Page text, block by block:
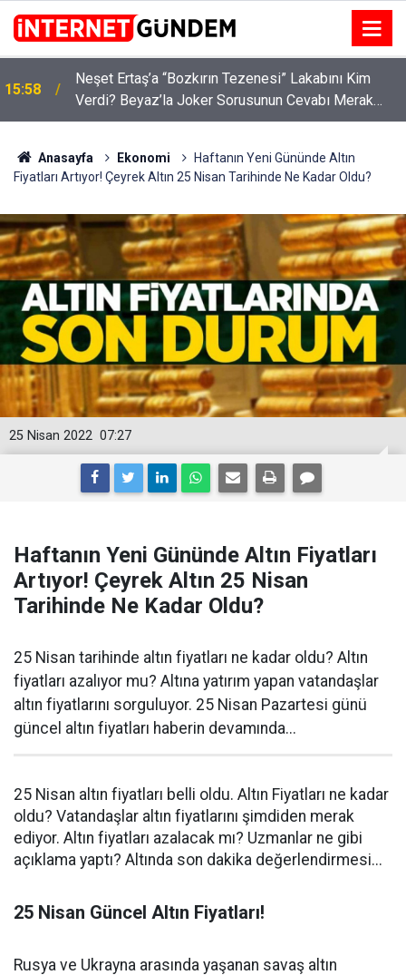
15:58
Neşet Ertaş’a “Bozkırın Tezenesi” Lakabını Kim
Verdi? Beyaz’la Joker Sorusunun Cevabı Merak
Edildi
Anasayfa Ekonomi
Haftanın Yeni Gününde Altın
Fiyatları Artıyor! Çeyrek Altın 25 Nisan Tarihinde Ne Kadar Oldu?
07:27
25 Nisan 2022
Haftanın Yeni Gününde Altın Fiyatları
Artıyor! Çeyrek Altın 25 Nisan
Tarihinde Ne Kadar Oldu?
25 Nisan tarihinde altın fiyatları ne kadar oldu? Altın
fiyatları azalıyor mu? Altına yatırım yapan vatandaşlar
altın fiyatlarını sorguluyor. 25 Nisan Pazartesi günü
güncel altın fiyatları haberin devamında...
25 Nisan altın fiyatları belli oldu. Altın Fiyatları ne kadar
oldu? Vatandaşlar altın fiyatlarını şimdiden merak
ediyor. Altın fiyatları azalacak mı? Uzmanlar ne gibi
açıklama yaptı? Altında son dakika değerlendirmesi...
25 Nisan Güncel Altın Fiyatları!
Rusya ve Ukrayna arasında yaşanan savaş altın